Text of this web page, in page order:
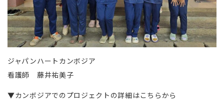
ジャパンハートカンボジア
看護師 藤井祐美子
▼カンボジアでのプロジェクトの詳細はこちらから